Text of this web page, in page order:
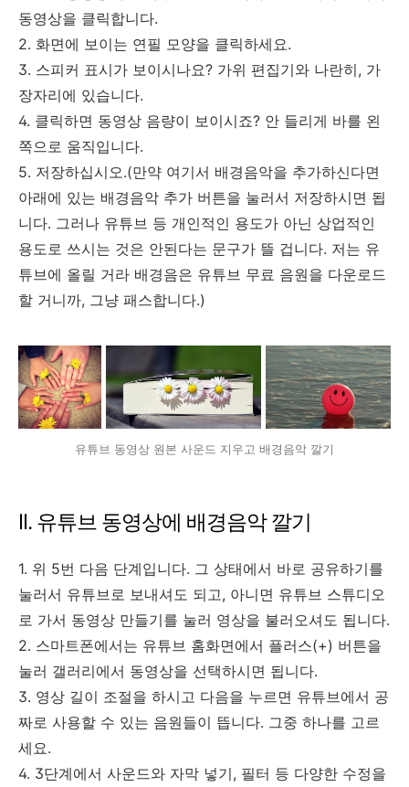
동영상을 클릭합니다.
2. 화면에 보이는 연필 모양을 클릭하세요.
3. 스피커 표시가 보이시나요? 가위 편집기와 나란히, 가
장자리에 있습니다.
4. 클릭하면 동영상 음량이 보이시죠? 안 들리게 바를 왼
쪽으로 움직입니다.
5. 저장하십시오.(만약 여기서 배경음악을 추가하신다면
아래에 있는 배경음악 추가 버튼을 눌러서 저장하시면 됩
니다. 그러나 유튜브 등 개인적인 용도가 아닌 상업적인
용도로 쓰시는 것은 안된다는 문구가 뜰 겁니다. 저는 유
튜브에 올릴 거라 배경음은 유튜브 무료 음원을 다운로드
할 거니까, 그냥 패스합니다.)
유튜브 동영상 원본 사운드 지우고 배경음악 깔기
II. 유튜브 동영상에 배경음악 깔기
1. 위 5번 다음 단계입니다. 그 상태에서 바로 공유하기를
눌러서 유튜브로 보내셔도 되고, 아니면 유튜브 스튜디오
로 가서 동영상 만들기를 눌러 영상을 불러오셔도 됩니다.
2. 스마트폰에서는 유튜브 홈화면에서 플러스(+) 버튼을
눌러 갤러리에서 동영상을 선택하시면 됩니다.
3. 영상 길이 조절을 하시고 다음을 누르면 유튜브에서 공
짜로 사용할 수 있는 음원들이 뜹니다. 그중 하나를 고르
세요.
4. 3단계에서 사운드와 자막 넣기, 필터 등 다양한 수정을